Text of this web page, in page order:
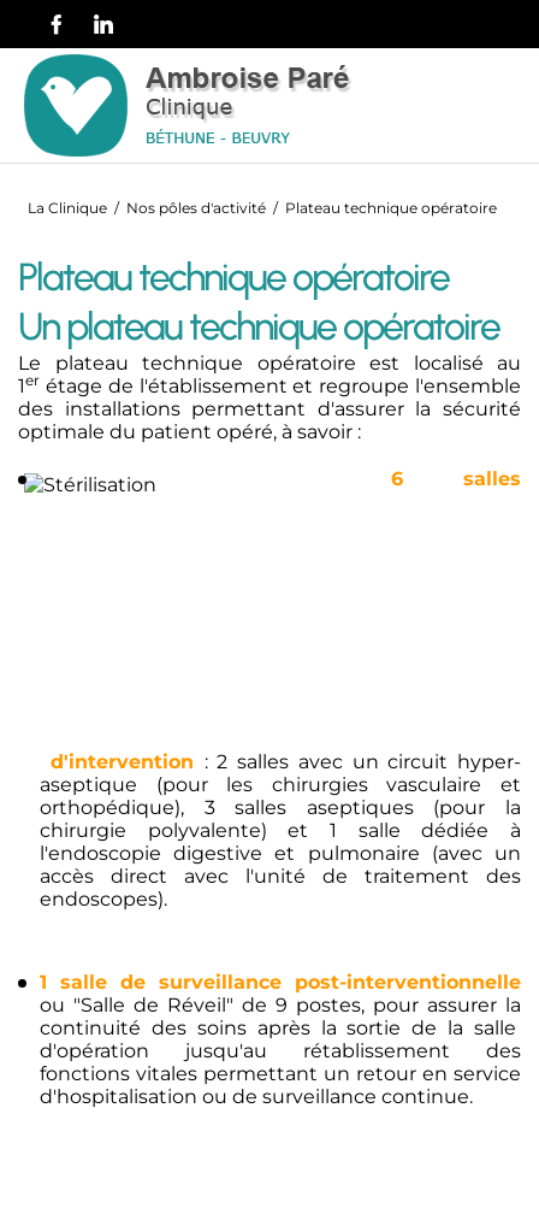
La Clinique/ Nos pôles d'activité/ Plateau technique opératoire
Plateau technique opératoire
Un plateau technique opératoire
Le plateau technique opératoire est localisé au
1er étage de l'établissement et regroupe l'ensemble
des installations permettant d'assurer la sécurité
optimale du patient opéré, à savoir :
6 salles
d'intervention : 2 salles avec un circuit hyper-
aseptique (pour les chirurgies vasculaire et
orthopédique), 3 salles aseptiques (pour la
chirurgie polyvalente) et 1 salle dédiée à
l'endoscopie digestive et pulmonaire (avec un
accès direct avec l'unité de traitement des
endoscopes).
1 salle de surveillance post-interventionnelle
ou "Salle de Réveil" de 9 postes, pour assurer la
continuité des soins après la sortie de la salle
d'opération jusqu'au rétablissement des
fonctions vitales permettant un retour en service
d'hospitalisation ou de surveillance continue.